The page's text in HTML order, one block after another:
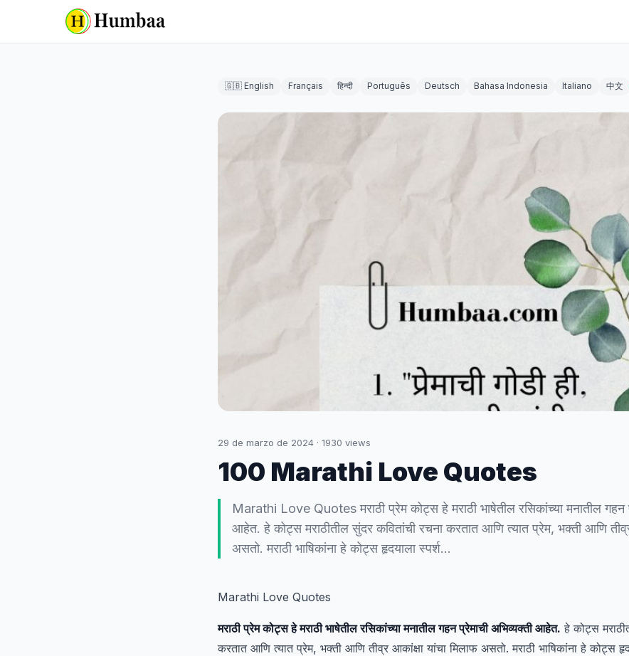
🇬🇧 English Français हिन्दी Português Deutsch Bahasa Indonesia Italiano 中文
29 de marzo de 2024 · 1930 views
100 Marathi Love Quotes
Marathi Love Quotes मराठी प्रेम कोट्स हे मराठी भाषेतील रसिकांच्या मनातील गहन
आहेत. हे कोट्स मराठीतील सुंदर कवितांची रचना करतात आणि त्यात प्रेम, भक्ती आणि
असतो. मराठी भाषिकांना हे कोट्स हृदयाला स्पर्श…
Marathi Love Quotes
मराठी प्रेम कोट्स हे मराठी भाषेतील रसिकांच्या मनातील गहन प्रेमाची अभिव्यक्ती आहेत. हे कोट्स
करतात आणि त्यात प्रेम, भक्ती आणि तीव्र आकांक्षा यांचा मिलाफ असतो. मराठी भाषिकांना हे कोट्स